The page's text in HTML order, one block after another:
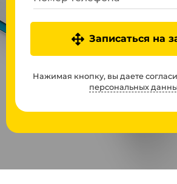
Записаться на
Нажимая кнопку, вы даете
персональных